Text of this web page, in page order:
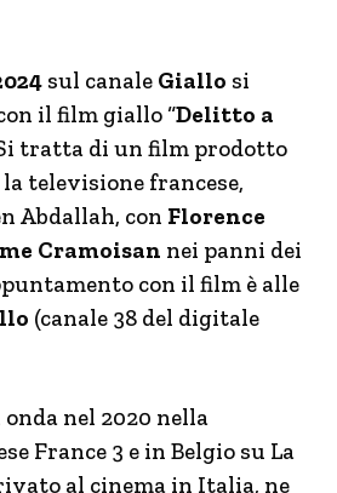
sul canale Giallo si
il film giallo “Delitto a
Si tratta di un film prodotto
televisione francese,
Abdallah, con Florence
Cramoisan nei panni dei
con il film è alle
(canale 38 del digitale
nel 2020 nella
France 3 e in Belgio su La
al cinema in Italia, ne